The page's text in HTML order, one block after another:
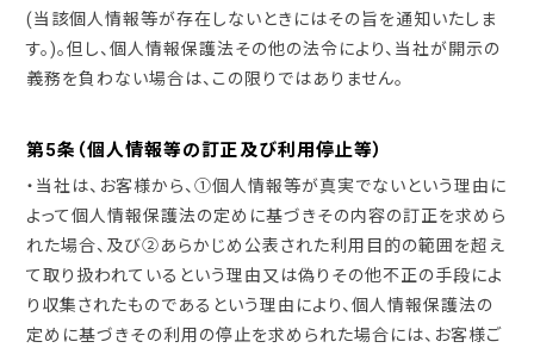
(当該個人情報等が存在しないときにはその旨を通知いたしま
す。)。但し、個人情報保護法その他の法令により、当社が開示の
義務を負わない場合は、この限りではありません。
第5条（個人情報等の訂正及び利用停止等）
・当社は、お客様から、①個人情報等が真実でないという理由に
よって個人情報保護法の定めに基づきその内容の訂正を求めら
れた場合、及び②あらかじめ公表された利用目的の範囲を超え
て取り扱われているという理由又は偽りその他不正の手段によ
り収集されたものであるという理由により、個人情報保護法の
定めに基づきその利用の停止を求められた場合には、お客様ご